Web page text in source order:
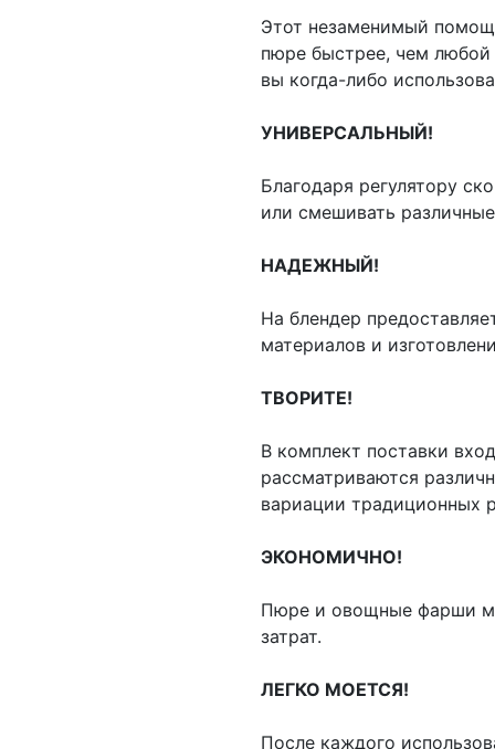
Этот незаменимый
пюре быстрее, чем
вы когда-либо
УНИВЕРСАЛЬНЫЙ!
Благодаря регулятору
или смешивать
НАДЕЖНЫЙ!
На блендер
материалов и
ТВОРИТЕ!
В комплект поставки
рассматриваются
вариации традиционных
ЭКОНОМИЧНО!
Пюре и овощные фарши
затрат.
ЛЕГКО МОЕТСЯ!
После каждого